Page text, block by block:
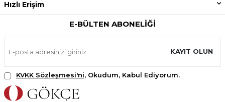
Hızlı Erişim
E-BÜLTEN ABONELIĞI
KAYIT OLUN
KVKK Sözleşmesi'ni, Okudum, Kabul Ediyorum.